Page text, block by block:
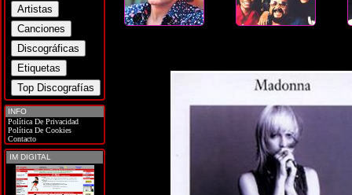
INFO
Política De Privacidad
Política De Cookies
Contacto
IM DIGITAL